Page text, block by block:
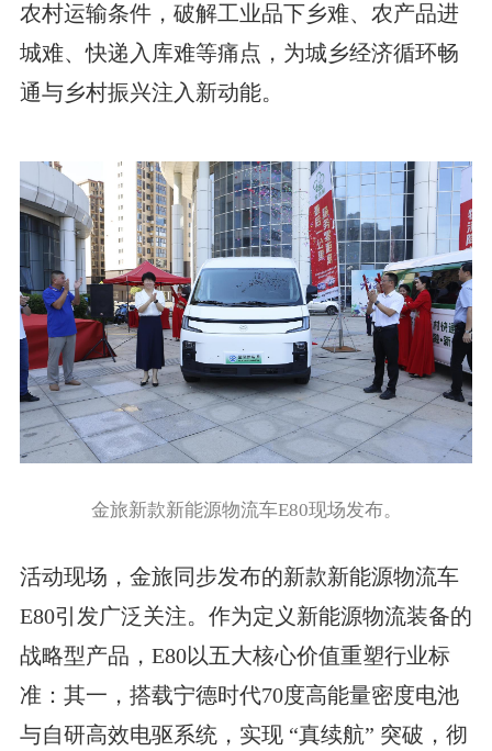
农村运输条件，破解工业品下乡难、农产品进
城难、快递入库难等痛点，为城乡经济循环畅
通与乡村振兴注入新动能。
金旅新款新能源物流车E80现场发布。
活动现场，金旅同步发布的新款新能源物流车
E80引发广泛关注。作为定义新能源物流装备的
战略型产品，E80以五大核心价值重塑行业标
准：其一，搭载宁德时代70度高能量密度电池
与自研高效电驱系统，实现 “真续航” 突破，彻